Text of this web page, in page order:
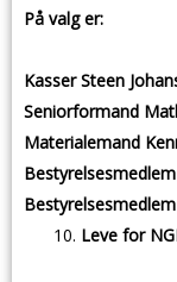
På valg er:
Kasser Steen
Seniorformand
Materialemand
Leve for